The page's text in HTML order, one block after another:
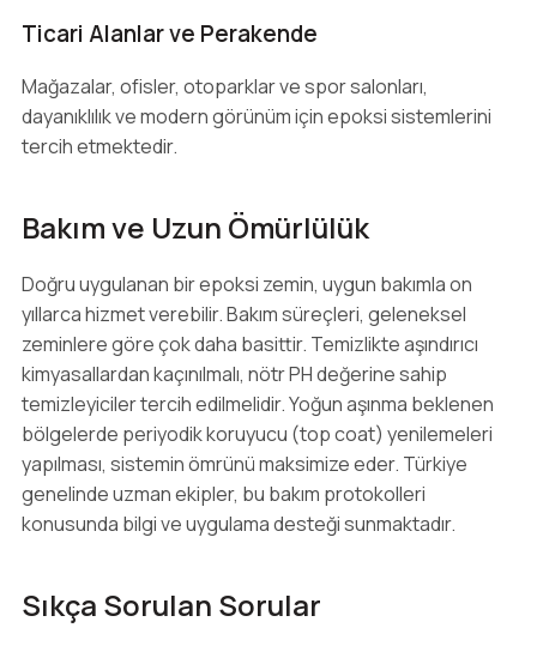
Ticari Alanlar ve Perakende
Mağazalar, ofisler, otoparklar ve spor salonları,
dayanıklılık ve modern görünüm için epoksi sistemlerini
tercih etmektedir.
Bakım ve Uzun Ömürlülük
Doğru uygulanan bir epoksi zemin, uygun bakımla on
yıllarca hizmet verebilir. Bakım süreçleri, geleneksel
zeminlere göre çok daha basittir. Temizlikte aşındırıcı
kimyasallardan kaçınılmalı, nötr PH değerine sahip
temizleyiciler tercih edilmelidir. Yoğun aşınma beklenen
bölgelerde periyodik koruyucu (top coat) yenilemeleri
yapılması, sistemin ömrünü maksimize eder. Türkiye
genelinde uzman ekipler, bu bakım protokolleri
konusunda bilgi ve uygulama desteği sunmaktadır.
Sıkça Sorulan Sorular